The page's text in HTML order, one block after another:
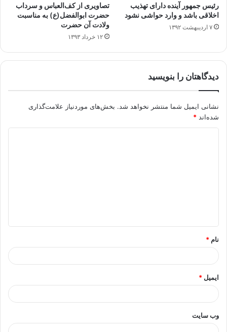
رئیس جمهور آینده دارای تهذیب
اخلاقی باشد و وارد حواشی نشود
۷ اردیبهشت ۱۳۹۲
تصاویری از کف‌العباس و سرداب
حضرت ابوالفضل(ع) به مناسبت
ولادت آن حضرت
۱۲ خرداد ۱۳۹۳
دیدگاهتان را بنویسید
نشانی ایمیل شما منتشر نخواهد شد. بخش‌های موردنیاز علامت‌گذاری
شده‌اند *
*
نام *
ایمیل *
وب‌ سایت